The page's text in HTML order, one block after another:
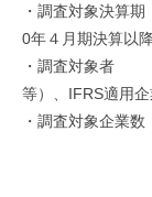
・調査対象決算
0年４月期決算以
・調査対象者
等）、IFRS適用
・調査対象企業